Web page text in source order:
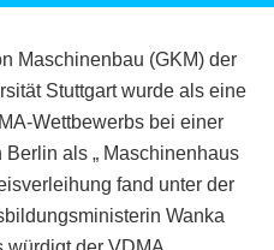
Maschinenbau (GKM) der
Stuttgart wurde als eine
Wettbewerbs bei einer
als „ Maschinenhaus
fand unter der
Wanka